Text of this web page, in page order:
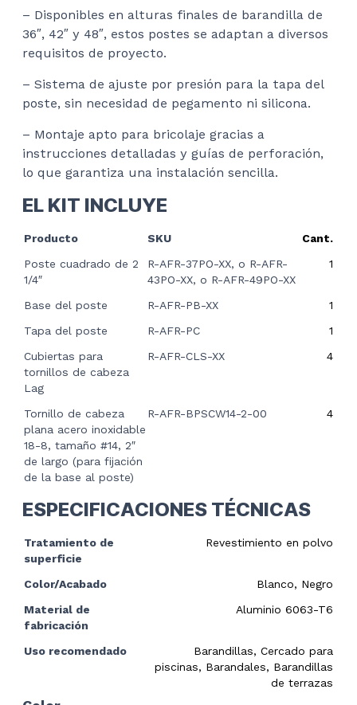
– Disponibles en alturas finales de barandilla de
36″, 42″ y 48″, estos postes se adaptan a diversos
requisitos de proyecto.
– Sistema de ajuste por presión para la tapa del
poste, sin necesidad de pegamento ni silicona.
– Montaje apto para bricolaje gracias a
instrucciones detalladas y guías de perforación,
lo que garantiza una instalación sencilla.
EL KIT INCLUYE
Producto SKU
Cant.
Poste cuadrado de 2
1/4″
R-AFR-37PO-XX, o R-AFR-
43PO-XX, o R-AFR-49PO-XX
1
Base del poste R-AFR-PB-XX
1
Tapa del poste
R-AFR-PC
1
Cubiertas para
tornillos de cabeza
Lag
R-AFR-CLS-XX 4
Tornillo de cabeza
plana acero inoxidable
18-8, tamaño #14, 2″
de largo (para fijación
de la base al poste)
R-AFR-BPSCW14-2-00 4
ESPECIFICACIONES TÉCNICAS
Tratamiento de
superficie
Revestimiento en polvo
Color/Acabado
Blanco, Negro
Material de
fabricación
Aluminio 6063-T6
Uso recomendado
Barandillas, Cercado para
piscinas, Barandales, Barandillas
de terrazas